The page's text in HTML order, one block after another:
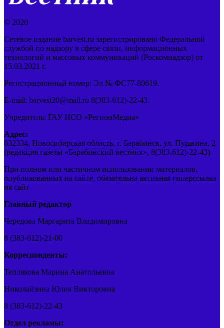
© 2020
Сетевое издание barvest.ru зарегистрировано Федеральной
службой по надзору в сфере связи, информационных
технологий и массовых коммуникаций (Роскомнадзор) от
15.03.2021 г.
Регистрационный номер: Эл № ФС77-80619.
E-mail: barvest20@mail.ru 8(383-612)-22-43.
Учредитель: ГАУ НСО «РегионМедиа»
Адрес:
632334, Новосибирская область, г. Барабинск, ул. Пушкина, 2
(редакция газеты «Барабинский вестник», 8(383-612)-22-43).
При полном или частичном использовании материалов,
опубликованных на сайте, обязательна активная гиперссылка
на сайт
Главный редактор
Чередова Маргарита Владимировна
8 (383-612)-21-00
Корреспонденты:
Теплякова Марина Анатольевна
Николайзина Юлия Викторовна
8 (383-612)-22-43
Отдел рекламы: